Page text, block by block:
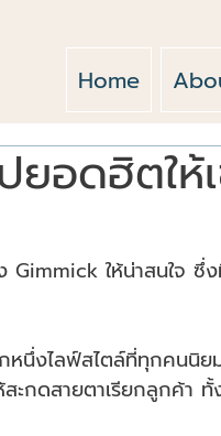
Home
อดฮิตให้
Gimmick ให้น่าสนใจ ซึ่
นึ่งไลฟ์สไตล์ที่ทุกคนนิย
ะกดสายตาเรียกลูกค้า ทั้